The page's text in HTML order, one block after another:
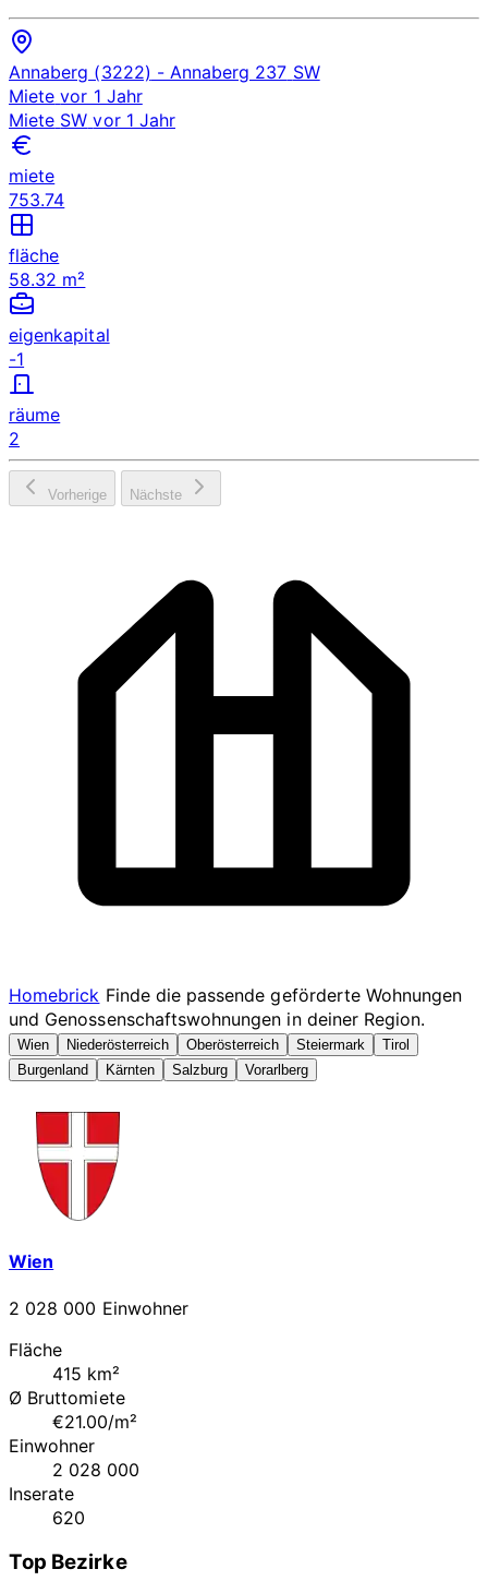
Annaberg (3222) - Annaberg 237 SW
Miete vor 1 Jahr
Miete SW vor 1 Jahr
miete
753.74
fläche
58.32 m²
eigenkapital
-1
räume
2
Vorherige Nächste
Homebrick Finde die passende geförderte Wohnungen
und Genossenschaftswohnungen in deiner Region.
Wien Niederösterreich Oberösterreich Steiermark
Tirol
Burgenland
Kärnten Salzburg Vorarlberg
Wien
2 028 000 Einwohner
Fläche
415 km²
Ø Bruttomiete
€21.00/m²
Einwohner
2 028 000
Inserate
620
Top Bezirke